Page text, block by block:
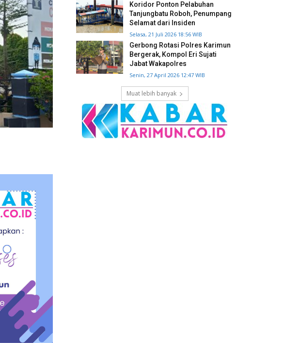
Koridor Ponton Pelabuhan
Tanjungbatu Roboh, Penumpang
Selamat dari Insiden
Selasa, 21 Juli 2026 18:56 WIB
Gerbong Rotasi Polres Karimun
Bergerak, Kompol Eri Sujati
Jabat Wakapolres
Senin, 27 April 2026 12:47 WIB
Muat lebih banyak